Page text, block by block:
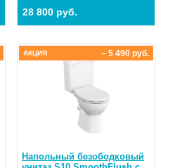
28 800 руб.
Напольный безободковый
– 5 490 руб.
АКЦИЯ